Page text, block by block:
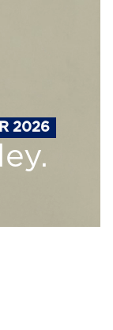
2026